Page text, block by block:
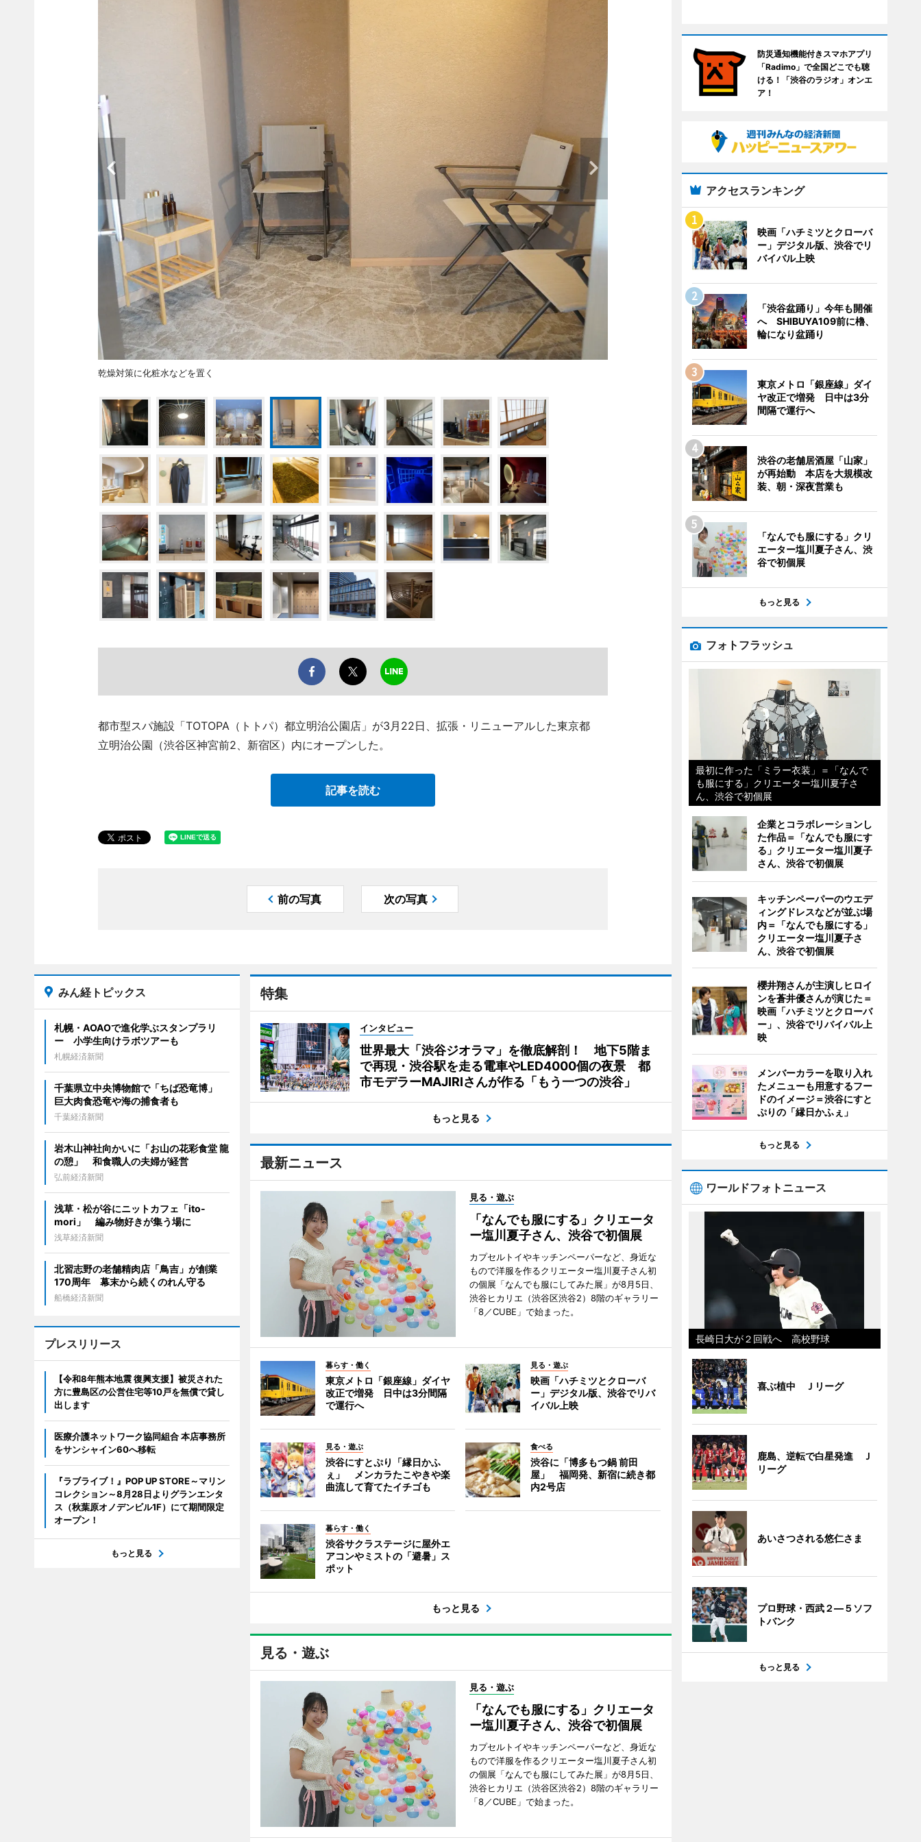
乾燥対策に化粧水などを置く
都市型スパ施設「TOTOPA（トトパ）都立明治公園店」が3月22日、拡張・リニューアルした東京都
立明治公園（渋谷区神宮前2、新宿区）内にオープンした。
記事を読む
前の写真 次の写真
特集
インタビュー
世界最大「渋谷ジオラマ」を徹底解剖！ 地下5階ま
で再現・渋谷駅を走る電車やLED4000個の夜景 都
市モデラーMAJIRIさんが作る「もう一つの渋谷」
もっと見る
最新ニュース
見る・遊ぶ
「なんでも服にする」クリエータ
ー塩川夏子さん、渋谷で初個展
カプセルトイやキッチンペーパーなど、身近な
もので洋服を作るクリエーター塩川夏子さん初
の個展「なんでも服にしてみた展」が8月5日、
渋谷ヒカリエ（渋谷区渋谷2）8階のギャラリー
「8／CUBE」で始まった。
暮らす・働く
東京メトロ「銀座線」ダイヤ
改正で増発 日中は3分間隔
で運行へ
見る・遊ぶ
映画「ハチミツとクローバ
ー」デジタル版、渋谷でリバ
イバル上映
見る・遊ぶ
渋谷にすとぷり「縁日かふ
ぇ」 メンカラたこやきや楽
曲流して育てたイチゴも
食べる
渋谷に「博多もつ鍋 前田
屋」 福岡発、新宿に続き都
内2号店
暮らす・働く
渋谷サクラステージに屋外エ
アコンやミストの「避暑」ス
ポット
もっと見る
見る・遊ぶ
見る・遊ぶ
「なんでも服にする」クリエータ
ー塩川夏子さん、渋谷で初個展
カプセルトイやキッチンペーパーなど、身近な
もので洋服を作るクリエーター塩川夏子さん初
の個展「なんでも服にしてみた展」が8月5日、
渋谷ヒカリエ（渋谷区渋谷2）8階のギャラリー
「8／CUBE」で始まった。
みん経トピックス
札幌・AOAOで進化学ぶスタンプラリ
ー 小学生向けラボツアーも
札幌経済新聞
千葉県立中央博物館で「ちば恐竜博」
巨大肉食恐竜や海の捕食者も
千葉経済新聞
岩木山神社向かいに「お山の花彩食堂 龍
の憩」 和食職人の夫婦が経営
弘前経済新聞
浅草・松が谷にニットカフェ「ito-
mori」 編み物好きが集う場に
浅草経済新聞
北習志野の老舗精肉店「鳥吉」が創業
170周年 幕末から続くのれん守る
船橋経済新聞
プレスリリース
【令和8年熊本地震 復興支援】被災された
方に豊島区の公営住宅等10戸を無償で貸し
出します
医療介護ネットワーク協同組合 本店事務所
をサンシャイン60へ移転
『ラブライブ！』POP UP STORE～マリン
コレクション～8月28日よりグランエンタ
ス（秋葉原オノデンビル1F）にて期間限定
オープン！
もっと見る
防災通知機能付きスマホアプリ
「Radimo」で全国どこでも聴
ける！「渋谷のラジオ」オンエ
ア！
アクセスランキング
映画「ハチミツとクローバ
ー」デジタル版、渋谷でリ
バイバル上映
「渋谷盆踊り」今年も開催
へ SHIBUYA109前に櫓、
輪になり盆踊り
東京メトロ「銀座線」ダイ
ヤ改正で増発 日中は3分
間隔で運行へ
渋谷の老舗居酒屋「山家」
が再始動 本店を大規模改
装、朝・深夜営業も
「なんでも服にする」クリ
エーター塩川夏子さん、渋
谷で初個展
もっと見る
フォトフラッシュ
最初に作った「ミラー衣装」＝「なんで
も服にする」クリエーター塩川夏子さ
ん、渋谷で初個展
企業とコラボレーションし
た作品＝「なんでも服にす
る」クリエーター塩川夏子
さん、渋谷で初個展
キッチンペーパーのウエデ
ィングドレスなどが並ぶ場
内＝「なんでも服にする」
クリエーター塩川夏子さ
ん、渋谷で初個展
櫻井翔さんが主演しヒロイ
ンを蒼井優さんが演じた＝
映画「ハチミツとクローバ
ー」、渋谷でリバイバル上
映
メンバーカラーを取り入れ
たメニューも用意するフー
ドのイメージ＝渋谷にすと
ぷりの「縁日かふぇ」
もっと見る
ワールドフォトニュース
長崎日大が２回戦へ 高校野球
喜ぶ植中 Ｊリーグ
鹿島、逆転で白星発進 Ｊ
リーグ
あいさつされる悠仁さま
プロ野球・西武２―５ソフ
トバンク
もっと見る